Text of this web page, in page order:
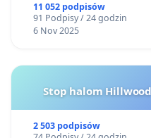
11 052 podpisów
91 Podpisy / 24 godzin
6 Nov 2025
Stop halom
2 503 podpisów